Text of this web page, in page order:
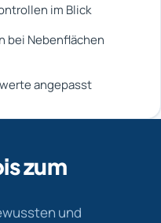
im Blick
bei Nebenflächen
angepasst
zum
und